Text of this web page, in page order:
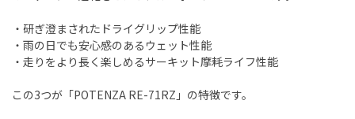
・研ぎ澄まされたドライグリップ性能
・雨の日でも安心感のあるウェット性能
・走りをより長く楽しめるサーキット摩耗ライフ性能
この3つが「POTENZA RE-71RZ」の特徴です。